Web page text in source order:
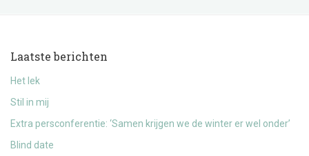
Laatste berichten
Het lek
Stil in mij
Extra persconferentie: ‘Samen krijgen we de winter er wel onder’
Blind date